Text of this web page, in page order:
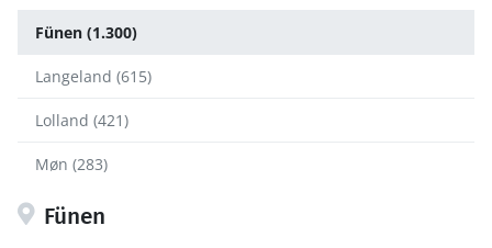
Fünen (1.300)
Langeland (615)
Lolland (421)
Møn (283)
Fünen